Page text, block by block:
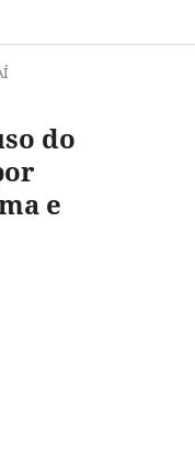
do
e